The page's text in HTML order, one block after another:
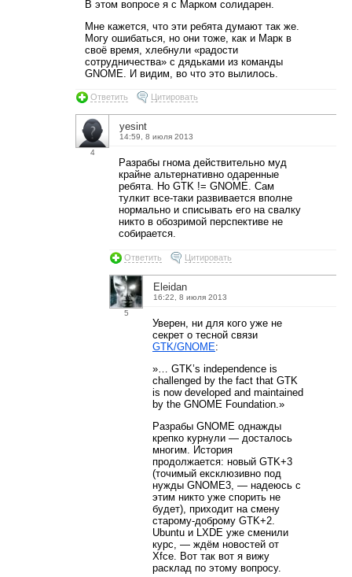
В этом вопросе я с Марком солидарен.
Мне кажется, что эти ребята думают так же.
Могу ошибаться, но они тоже, как и Марк в
своё время, хлебнули «радости
сотрудничества» с дядьками из команды
GNOME. И видим, во что это вылилось.
Ответить Цитировать
4
yesint
14:59, 8 июля 2013
Разрабы гнома действительно муд
крайне альтернативно одаренные
ребята. Но GTK != GNOME. Сам
тулкит все-таки развивается вполне
нормально и списывать его на свалку
никто в обозримой перспективе не
собирается.
Ответить Цитировать
5
Eleidan
16:22, 8 июля 2013
Уверен, ни для кого уже не
секрет о тесной связи
GTK/GNOME:
»… GTK’s independence is
challenged by the fact that GTK
is now developed and maintained
by the GNOME Foundation.»
Разрабы GNOME однажды
крепко курнули — досталось
многим. История
продолжается: новый GTK+3
(точимый ексклюзивно под
нужды GNOME3, — надеюсь с
этим никто уже спорить не
будет), приходит на смену
старому-доброму GTK+2.
Ubuntu и LXDE уже сменили
курс, — ждём новостей от
Xfce. Вот так вот я вижу
расклад по этому вопросу.